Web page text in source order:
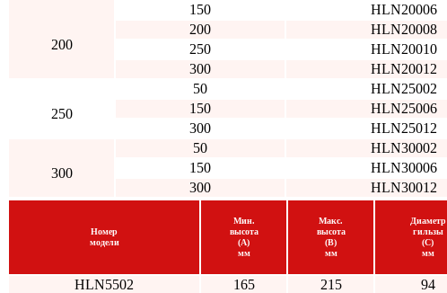
200
150
HLN20006
200
HLN20008
250
HLN20010
300
HLN20012
250
50 HLN25002
150
HLN25006
300
HLN25012
300
50 HLN30002
150
HLN30006
300
HLN30012
Номер
модели
Мин.
высота
(A)
мм
Макс.
высота
(B)
мм
Диаметр
гильзы
(C)
мм
HLN5502 165 215 94